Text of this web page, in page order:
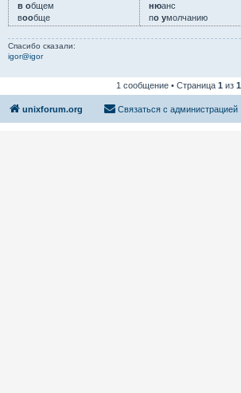
в общем
вообще
нюанс
по умолчанию
Спасибо сказали:
igor@igor
1 сообщение • Страница 1 из 1
unixforum.org Связаться с администрацией